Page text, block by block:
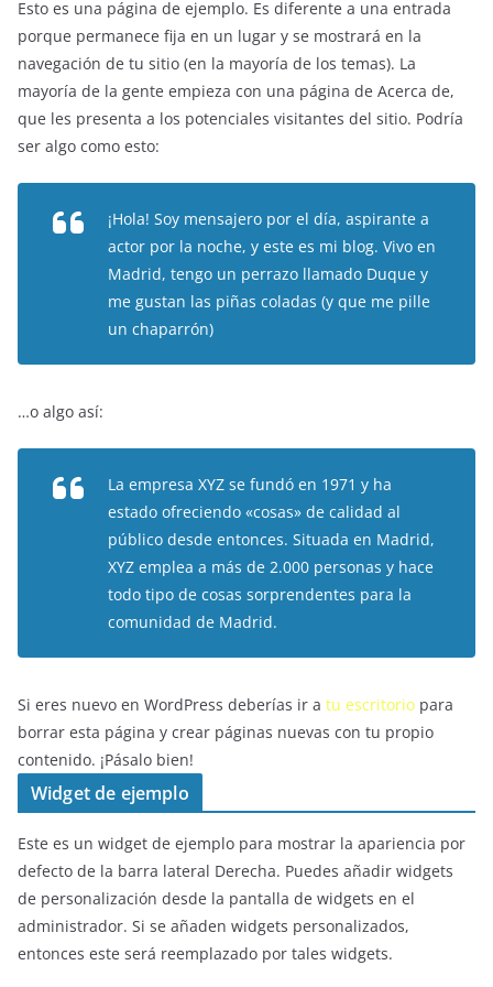
Esto es una página de ejemplo. Es diferente a una entrada
porque permanece fija en un lugar y se mostrará en la
navegación de tu sitio (en la mayoría de los temas). La
mayoría de la gente empieza con una página de Acerca de,
que les presenta a los potenciales visitantes del sitio. Podría
ser algo como esto:
¡Hola! Soy mensajero por el día, aspirante a
actor por la noche, y este es mi blog. Vivo en
Madrid, tengo un perrazo llamado Duque y
me gustan las piñas coladas (y que me pille
un chaparrón)
…o algo así:
La empresa XYZ se fundó en 1971 y ha
estado ofreciendo «cosas» de calidad al
público desde entonces. Situada en Madrid,
XYZ emplea a más de 2.000 personas y hace
todo tipo de cosas sorprendentes para la
comunidad de Madrid.
Si eres nuevo en WordPress deberías ir a tu escritorio para
borrar esta página y crear páginas nuevas con tu propio
contenido. ¡Pásalo bien!
Widget de ejemplo
Este es un widget de ejemplo para mostrar la apariencia por
defecto de la barra lateral Derecha. Puedes añadir widgets
de personalización desde la pantalla de widgets en el
administrador. Si se añaden widgets personalizados,
entonces este será reemplazado por tales widgets.